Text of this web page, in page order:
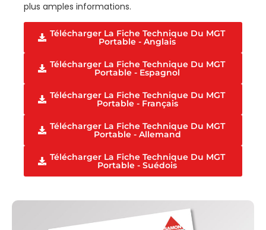
plus amples informations.
Télécharger La Fiche Technique Du MGT
Portable - Anglais
Télécharger La Fiche Technique Du MGT
Portable - Espagnol
Télécharger La Fiche Technique Du MGT
Portable - Français
Télécharger La Fiche Technique Du MGT
Portable - Allemand
Télécharger La Fiche Technique Du MGT
Portable - Suédois